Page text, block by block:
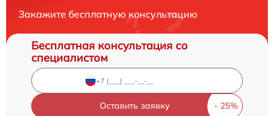
Закажите бесплатную консультацию
Бесплатная консультация со
специалистом
Оставить заявку